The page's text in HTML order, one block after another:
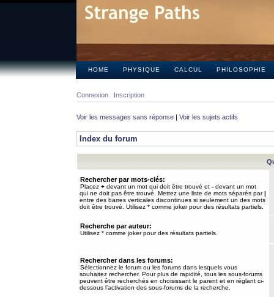
HOME PHYSIQUE CALCUL PHILOSOPHIE
Connexion Inscription
Voir les messages sans réponse | Voir les sujets actifs
Index du forum
Rechercher par mots-clés:
Placez + devant un mot qui doit être trouvé et - devant un mot
qui ne doit pas être trouvé. Mettez une liste de mots séparés par|
entre des barres verticales discontinues si seulement un des mots
doit être trouvé. Utilisez * comme joker pour des résultats partiels.
Recherche par auteur:
Utilisez * comme joker pour des résultats partiels.
Rechercher dans les forums:
Sélectionnez le forum ou les forums dans lesquels vous
souhaitez rechercher. Pour plus de rapidité, tous les sous-forums
peuvent être recherchés en choisissant le parent et en réglant ci-
dessous l’activation des sous-forums de la recherche.